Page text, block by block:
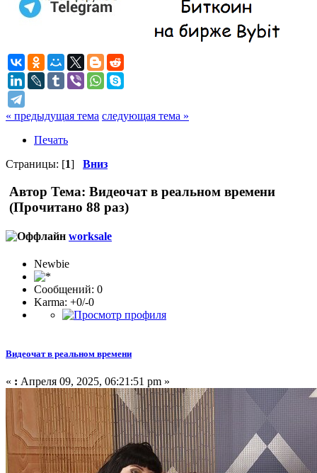
« предыдущая тема следующая тема »
Печать
Страницы: [1] Вниз
Автор Тема: Видеочат в реальном времени
(Прочитано 88 раз)
worksale
Newbie
Сообщений: 0
Karma: +0/-0
Видеочат в реальном времени
« : Апреля 09, 2025, 06:21:51 pm »